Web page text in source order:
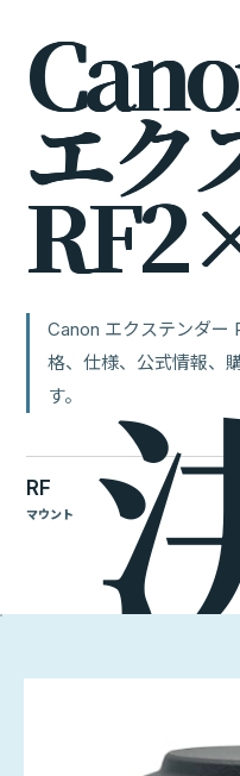
Cano
エク
RF2
Canon エクステンダー
格、仕様、公式情報、
す。
RF
マウント